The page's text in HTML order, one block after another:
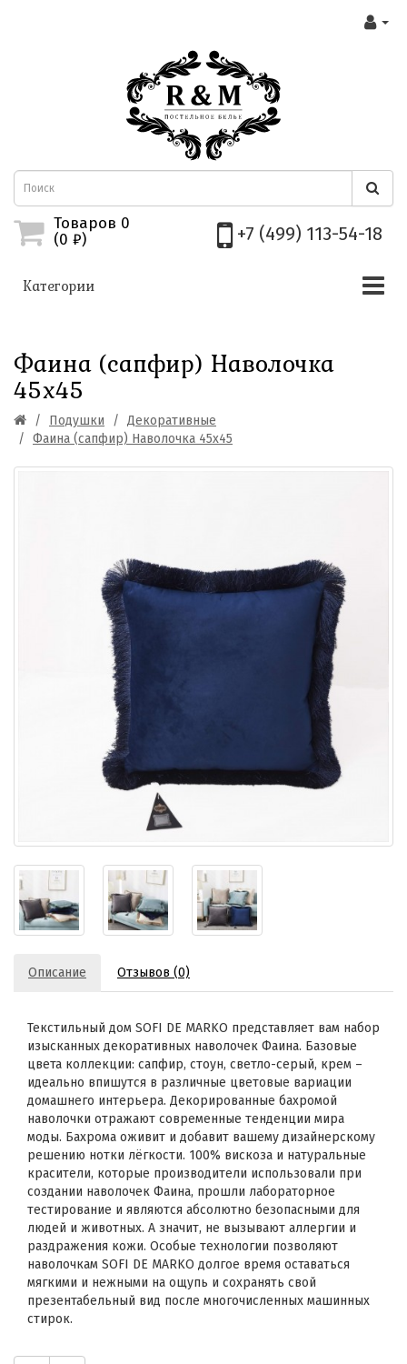
Товаров 0
(0 ₽) +7 (499) 113-54-18
Категории
Фаина (сапфир) Наволочка
45х45
Подушки
Декоративные
Фаина (сапфир) Наволочка 45х45
Описание Отзывов (0)
Текстильный дом SOFI DE MARKO представляет вам набор
изысканных декоративных наволочек Фаина. Базовые
цвета коллекции: сапфир, стоун, светло-серый, крем –
идеально впишутся в различные цветовые вариации
домашнего интерьера. Декорированные бахромой
наволочки отражают современные тенденции мира
моды. Бахрома оживит и добавит вашему дизайнерскому
решению нотки лёгкости. 100% вискоза и натуральные
красители, которые производители использовали при
создании наволочек Фаина, прошли лабораторное
тестирование и являются абсолютно безопасными для
людей и животных. А значит, не вызывают аллергии и
раздражения кожи. Особые технологии позволяют
наволочкам SOFI DE MARKO долгое время оставаться
мягкими и нежными на ощупь и сохранять свой
презентабельный вид после многочисленных машинных
стирок.